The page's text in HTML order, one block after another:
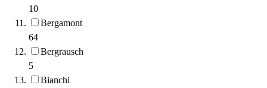
10
Bergamont
64
Bergrausch
5
Bianchi